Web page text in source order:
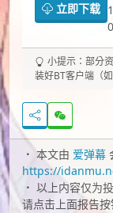
立即下载
小提示：部分
装好BT客户端（
本文由 爱弹幕
https://
以上内容仅为
请点击上面报告按